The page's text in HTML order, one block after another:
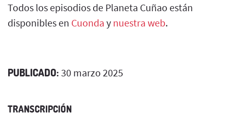
Todos los episodios de Planeta Cuñao están
disponibles en Cuonda y nuestra web.
PUBLICADO: 30 marzo 2025
TRANSCRIPCIÓN